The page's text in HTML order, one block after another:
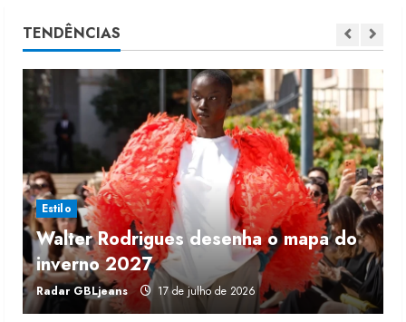
2
3
Moda vende US$63,7 bilhões em
produtos licenciados
6 de agosto de 2026
4
Renata Caixeta assume Movimento
Sou de Algodão
5 de agosto de 2026
TENDÊNCIAS
Estilo
Walter Rodrigues desenha o mapa do
inverno 2027
Radar GBLjeans 17 de julho de 2026